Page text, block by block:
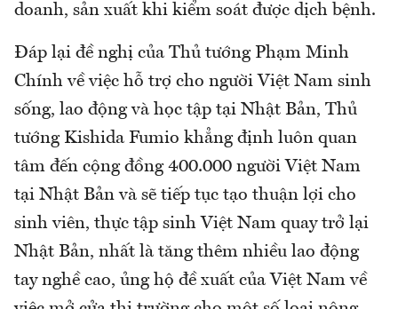
doanh, sản xuất khi kiểm soát được dịch bệnh.
Đáp lại đề nghị của Thủ tướng Phạm Minh
Chính về việc hỗ trợ cho người Việt Nam sinh
sống, lao động và học tập tại Nhật Bản, Thủ
tướng Kishida Fumio khẳng định luôn quan
tâm đến cộng đồng 400.000 người Việt Nam
tại Nhật Bản và sẽ tiếp tục tạo thuận lợi cho
sinh viên, thực tập sinh Việt Nam quay trở lại
Nhật Bản, nhất là tăng thêm nhiều lao động
tay nghề cao, ủng hộ đề xuất của Việt Nam về